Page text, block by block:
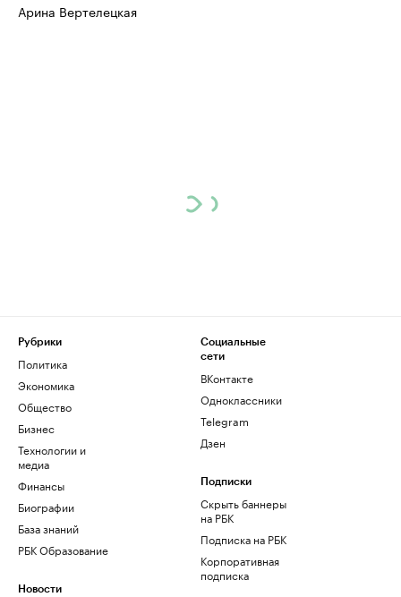
Арина Вертелецкая
Рубрики
Политика
Экономика
Общество
Бизнес
Технологии и
медиа
Финансы
Биографии
База знаний
РБК Образование
Новости
Социальные
сети
ВКонтакте
Одноклассники
Telegram
Дзен
Подписки
Скрыть баннеры
на РБК
Подписка на РБК
Корпоративная
подписка